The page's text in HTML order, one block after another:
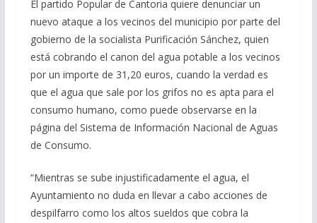
El partido Popular de Cantoria quiere denunciar un
nuevo ataque a los vecinos del municipio por parte del
gobierno de la socialista Purificación Sánchez, quien
está cobrando el canon del agua potable a los vecinos
por un importe de 31,20 euros, cuando la verdad es
que el agua que sale por los grifos no es apta para el
consumo humano, como puede observarse en la
página del Sistema de Información Nacional de Aguas
de Consumo.
“Mientras se sube injustificadamente el agua, el
Ayuntamiento no duda en llevar a cabo acciones de
despilfarro como los altos sueldos que cobra la